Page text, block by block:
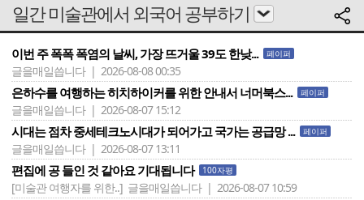
일간 미술관에서 외국어 공부하기
이번 주 폭폭 폭염의 날씨, 가장 뜨거울 39도 한낮... 페이퍼
글을매일씁니다 | 2026-08-08 00:35
은하수를 여행하는 히치하이커를 위한 안내서 너머북스... 페이퍼
글을매일씁니다 | 2026-08-07 15:12
시대는 점차 중세테크노시대가 되어가고 국가는 공급망 ... 페이퍼
글을매일씁니다 | 2026-08-07 13:11
편집에 공 들인 것 같아요 기대됩니다 100자평
[미술관 여행자를 위한..] 글을매일씁니다 | 2026-08-07 10:59